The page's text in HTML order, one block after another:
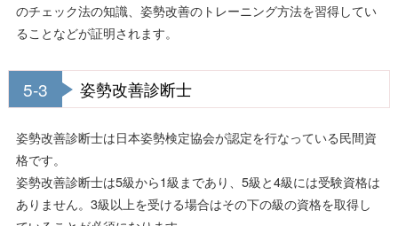
のチェック法の知識、姿勢改善のトレーニング方法を習得してい
ることなどが証明されます。
5-3 姿勢改善診断士
姿勢改善診断士は日本姿勢検定協会が認定を行なっている民間資
格です。
姿勢改善診断士は5級から1級まであり、5級と4級には受験資格は
ありません。3級以上を受ける場合はその下の級の資格を取得し